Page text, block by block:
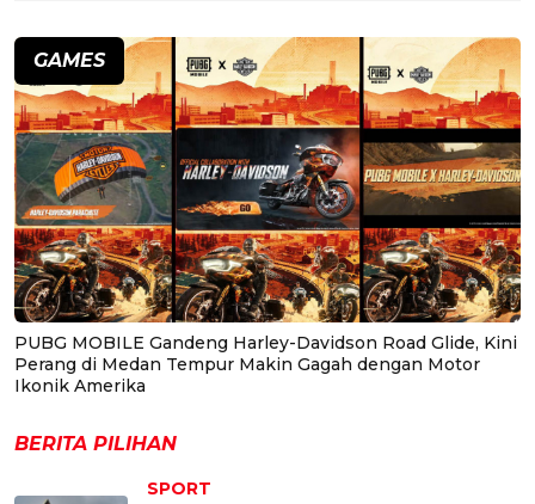
GAMES
PUBG MOBILE Gandeng Harley-Davidson Road Glide, Kini
Perang di Medan Tempur Makin Gagah dengan Motor
Ikonik Amerika
BERITA PILIHAN
SPORT